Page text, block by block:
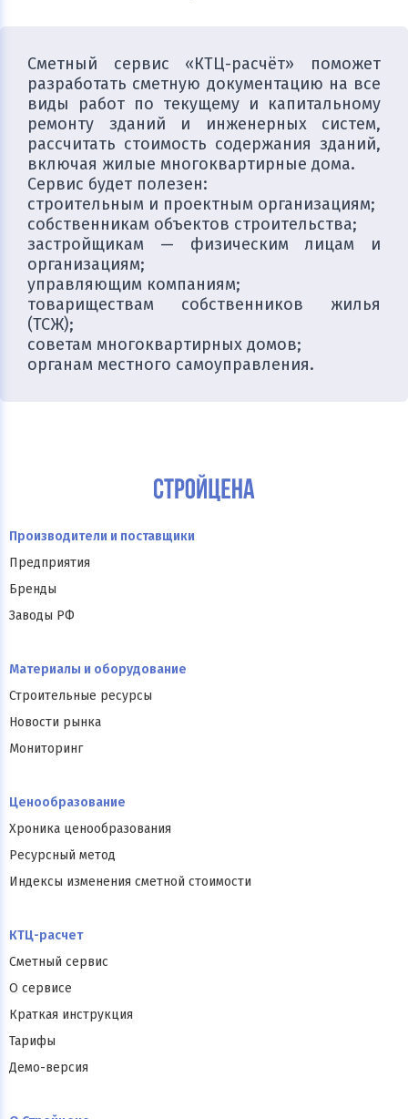
Сметный сервис «КТЦ-расчёт» поможет
разработать сметную документацию на все
виды работ по текущему и капитальному
ремонту зданий и инженерных систем,
рассчитать стоимость содержания зданий,
включая жилые многоквартирные дома.
Сервис будет полезен:
строительным и проектным организациям;
собственникам объектов строительства;
застройщикам — физическим лицам и
организациям;
управляющим компаниям;
товариществам собственников жилья
(ТСЖ);
советам многоквартирных домов;
органам местного самоуправления.
Производители и поставщики
Предприятия
Бренды
Заводы РФ
Материалы и оборудование
Строительные ресурсы
Новости рынка
Мониторинг
Ценообразование
Хроника ценообразования
Ресурсный метод
Индексы изменения сметной стоимости
КТЦ-расчет
Сметный сервис
О сервисе
Краткая инструкция
Тарифы
Демо-версия